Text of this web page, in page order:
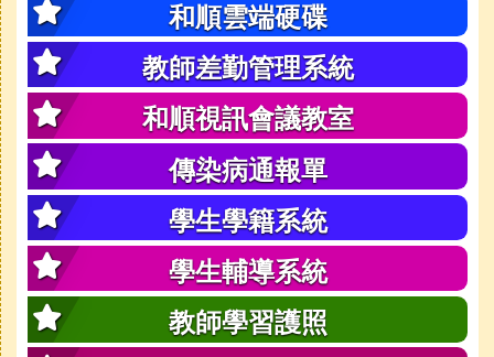
和順雲端硬碟
教師差勤管理系統
和順視訊會議教室
傳染病通報單
學生學籍系統
學生輔導系統
教師學習護照